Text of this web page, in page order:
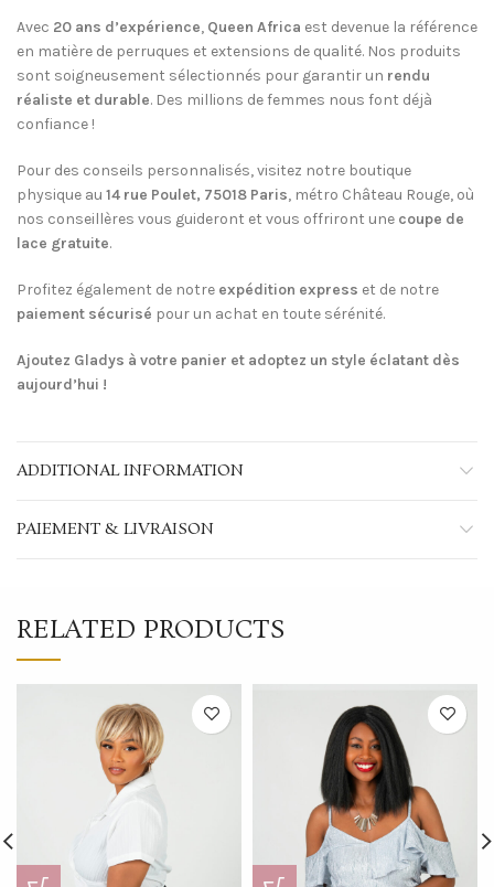
Avec 20 ans d’expérience, Queen Africa est devenue la référence
en matière de perruques et extensions de qualité. Nos produits
sont soigneusement sélectionnés pour garantir un rendu
réaliste et durable. Des millions de femmes nous font déjà
confiance !
Pour des conseils personnalisés, visitez notre boutique
physique au 14 rue Poulet, 75018 Paris, métro Château Rouge, où
nos conseillères vous guideront et vous offriront une coupe de
lace gratuite.
Profitez également de notre expédition express et de notre
paiement sécurisé pour un achat en toute sérénité.
Ajoutez Gladys à votre panier et adoptez un style éclatant dès
aujourd’hui !
ADDITIONAL INFORMATION
PAIEMENT & LIVRAISON
RELATED PRODUCTS